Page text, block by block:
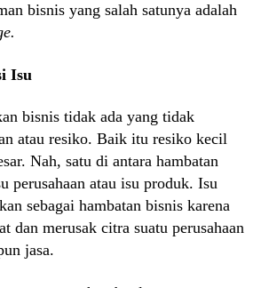
bisnis yang salah satunya adalah
Isu
bisnis tidak ada yang tidak
atau resiko. Baik itu resiko kecil
Nah, satu di antara hambatan
perusahaan atau isu produk. Isu
sebagai hambatan bisnis karena
dan merusak citra suatu perusahaan
jasa.